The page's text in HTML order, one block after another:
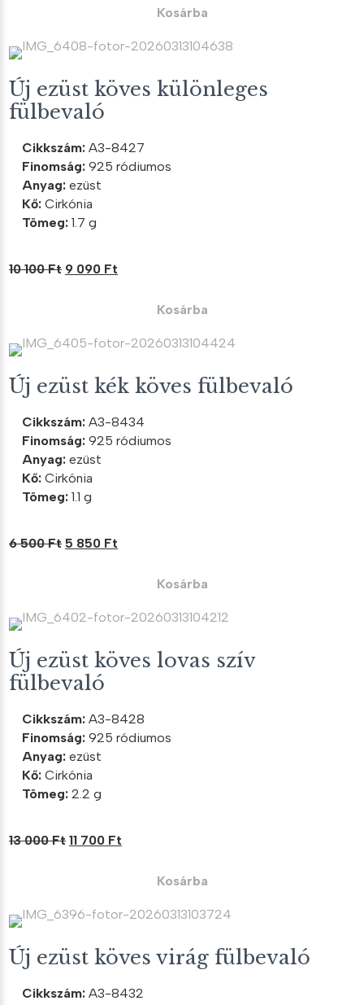
900 Ft. 010 Ft.
Kosárba
Új ezüst köves különleges
fülbevaló
Cikkszám: A3-8427
Finomság: 925 ródiumos
Anyag: ezüst
Kő: Cirkónia
Tömeg: 1.7 g
10 100Ft Original
100 Ft.
9 090 Ft
090 Ft.
Kosárba
Új ezüst kék köves fülbevaló
Cikkszám: A3-8434
Finomság: 925 ródiumos
Anyag: ezüst
Kő: Cirkónia
Tömeg: 1.1 g
6 500Ft Original
500 Ft.
5 850 Ft
850 Ft.
Kosárba
Új ezüst köves lovas szív
fülbevaló
Cikkszám: A3-8428
Finomság: 925 ródiumos
Anyag: ezüst
Kő: Cirkónia
Tömeg: 2.2 g
13 000Ft Original
000 Ft.
11 700 Ft
700 Ft.
Kosárba
Új ezüst köves virág fülbevaló
Cikkszám: A3-8432